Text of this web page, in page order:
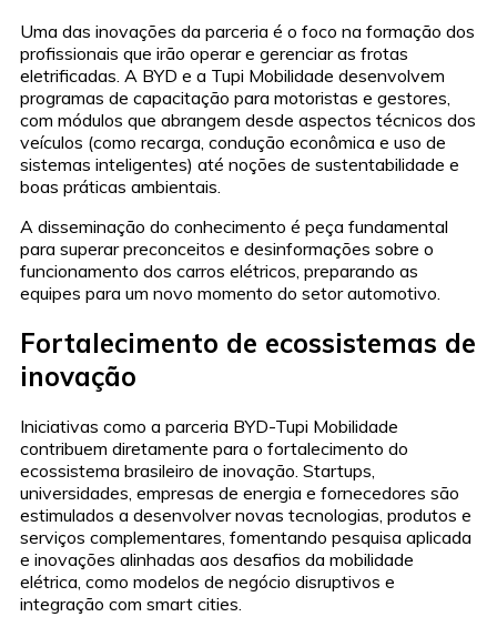
Uma das inovações da parceria é o foco na formação dos
profissionais que irão operar e gerenciar as frotas
eletrificadas. A BYD e a Tupi Mobilidade desenvolvem
programas de capacitação para motoristas e gestores,
com módulos que abrangem desde aspectos técnicos dos
veículos (como recarga, condução econômica e uso de
sistemas inteligentes) até noções de sustentabilidade e
boas práticas ambientais.
A disseminação do conhecimento é peça fundamental
para superar preconceitos e desinformações sobre o
funcionamento dos carros elétricos, preparando as
equipes para um novo momento do setor automotivo.
Fortalecimento de ecossistemas de
inovação
Iniciativas como a parceria BYD-Tupi Mobilidade
contribuem diretamente para o fortalecimento do
ecossistema brasileiro de inovação. Startups,
universidades, empresas de energia e fornecedores são
estimulados a desenvolver novas tecnologias, produtos e
serviços complementares, fomentando pesquisa aplicada
e inovações alinhadas aos desafios da mobilidade
elétrica, como modelos de negócio disruptivos e
integração com smart cities.